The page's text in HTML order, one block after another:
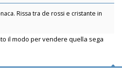
Rissa tra de rossi e cristante in
il modo per vendere quella sega